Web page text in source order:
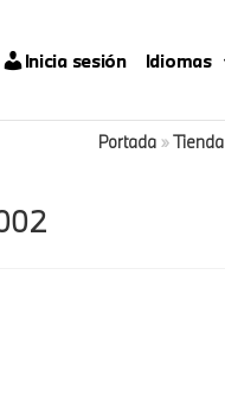
Inicia sesión Idiomas
Portada »Tienda